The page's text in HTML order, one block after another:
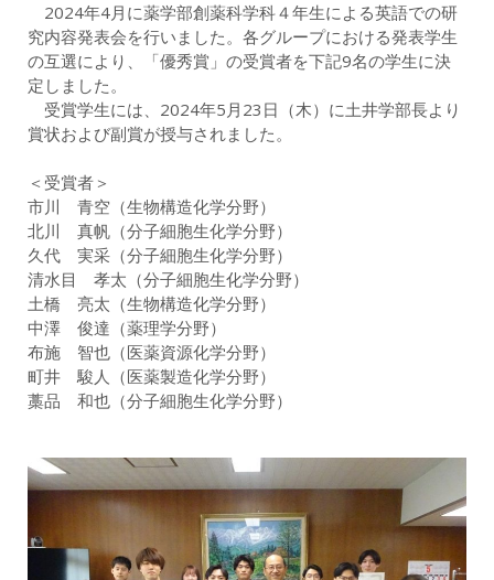
2024年4月に薬学部創薬科学科４年生による英語での研
究内容発表会を行いました。各グループにおける発表学生
の互選により、「優秀賞」の受賞者を下記9名の学生に決
定しました。
受賞学生には、2024年5月23日（木）に土井学部長より
賞状および副賞が授与されました。
＜受賞者＞
市川 青空（生物構造化学分野）
北川 真帆（分子細胞生化学分野）
久代 実采（分子細胞生化学分野）
清水目 孝太（分子細胞生化学分野）
土橋 亮太（生物構造化学分野）
中澤 俊達（薬理学分野）
布施 智也（医薬資源化学分野）
町井 駿人（医薬製造化学分野）
藁品 和也（分子細胞生化学分野）